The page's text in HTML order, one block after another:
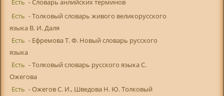
Есть - Словарь анлийских терминов
Есть - Толковый словарь живого великорусского
языка В. И. Даля
Есть - Ефремова Т. Ф. Новый словарь русского
языка
Есть - Толковый словарь русского языка С.
Ожегова
Есть - Ожегов С. И., Шведова Н. Ю. Толковый